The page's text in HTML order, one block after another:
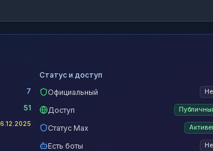
7
51
Статус и доступ
Официальный
Доступ
Статус Max
Есть боты